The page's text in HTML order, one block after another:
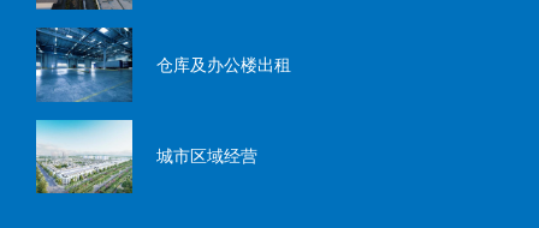
仓库及办公楼出租
城市区域经营